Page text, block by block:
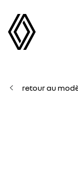
retour au